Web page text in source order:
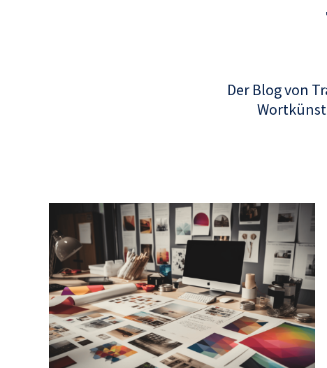
Der Blog von